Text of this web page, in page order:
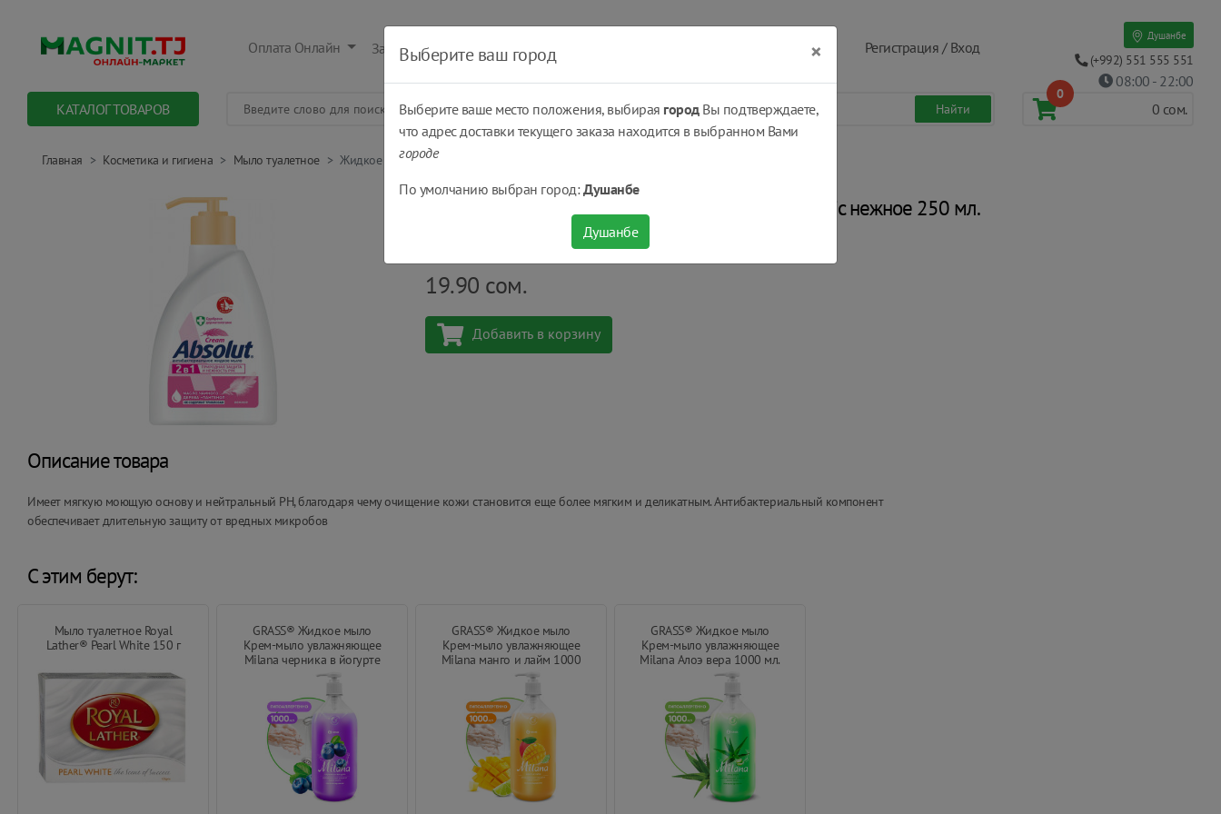
Оплата Онлайн Заказать Оплатить Получить Регистрация / Вход
Душанбе
(+992) 551 555 551
08:00 - 22:00
КАТАЛОГ ТОВАРОВ
0
0 сом.
Главная Косметика и гигиена Мыло туалетное Жидкое мыло антибактериальное Absolut® Classic нежное 250 мл.
Жидкое мыло антибактериальное Absolut® Classic нежное 250 мл.
шт
19.90 сом.
Добавить в корзину
Описание товара
Имеет мягкую моющую основу и нейтральный РН, благодаря чему очищение кожи становится еще более мягким и деликатным. Антибактериальный компонент
обеспечивает длительную защиту от вредных микробов
С этим берут:
Мыло туалетное Royal
Lather® Pearl White 150 г
GRASS® Жидкое мыло
Крем-мыло увлажняющее
Milana черника в йогурте
1000 мл.
GRASS® Жидкое мыло
Крем-мыло увлажняющее
Milana манго и лайм 1000
мл.
GRASS® Жидкое мыло
Крем-мыло увлажняющее
Milana Алоэ вера 1000 мл.
Выберите ваш город ×
Выберите ваше место положения, выбирая городВы подтверждаете,
что адрес доставки текущего заказа находится в выбранном Вами
городе
По умолчанию выбран город:Душанбе
Душанбе